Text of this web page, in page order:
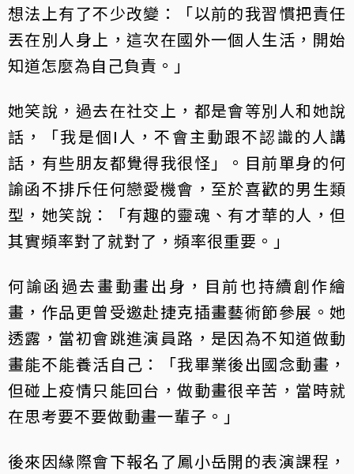
想法上有了不少改變：「以前的我習慣把責任
丟在別人身上，這次在國外一個人生活，開始
知道怎麼為自己負責。」
她笑說，過去在社交上，都是會等別人和她說
話，「我是個I人，不會主動跟不認識的人講
話，有些朋友都覺得我很怪」。目前單身的何
諭函不排斥任何戀愛機會，至於喜歡的男生類
型，她笑說：「有趣的靈魂、有才華的人，但
其實頻率對了就對了，頻率很重要。」
何諭函過去畫動畫出身，目前也持續創作繪
畫，作品更曾受邀赴捷克插畫藝術節參展。她
透露，當初會跳進演員路，是因為不知道做動
畫能不能養活自己：「我畢業後出國念動畫，
但碰上疫情只能回台，做動畫很辛苦，當時就
在思考要不要做動畫一輩子。」
後來因緣際會下報名了鳳小岳開的表演課程，